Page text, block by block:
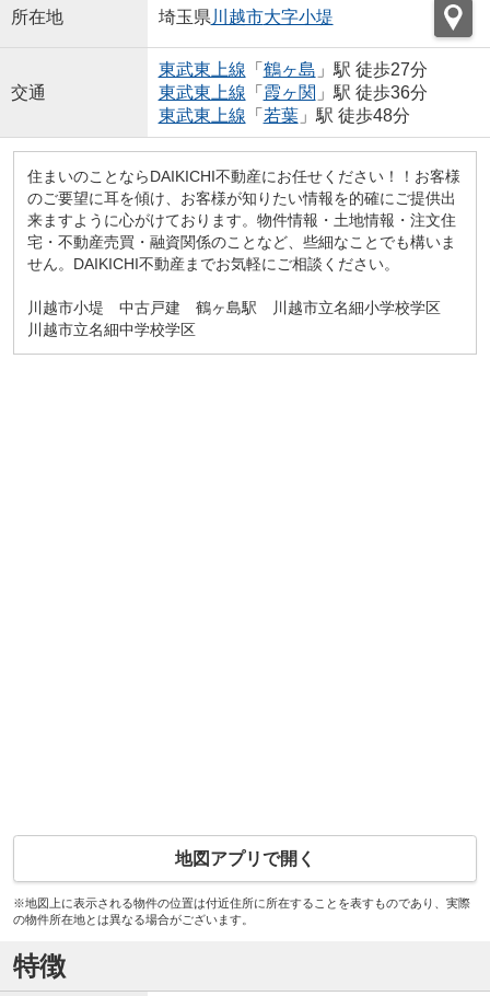
所在地 埼玉県 川越市大字小堤
交通
東武東上線 「 鶴ヶ島 」駅 徒歩27分
東武東上線 「 霞ヶ関 」駅 徒歩36分
東武東上線 「 若葉」駅 徒歩48分
住まいのことならDAIKICHI不動産にお任せください！！お客様
のご要望に耳を傾け、お客様が知りたい情報を的確にご提供出
来ますように心がけております。物件情報・土地情報・注文住
宅・不動産売買・融資関係のことなど、些細なことでも構いま
せん。DAIKICHI不動産までお気軽にご相談ください。
川越市小堤 中古戸建 鶴ヶ島駅 川越市立名細小学校学区
川越市立名細中学校学区
地図アプリで開く
※地図上に表示される物件の位置は付近住所に所在することを表すものであり、実際
の物件所在地とは異なる場合がございます。
特徴